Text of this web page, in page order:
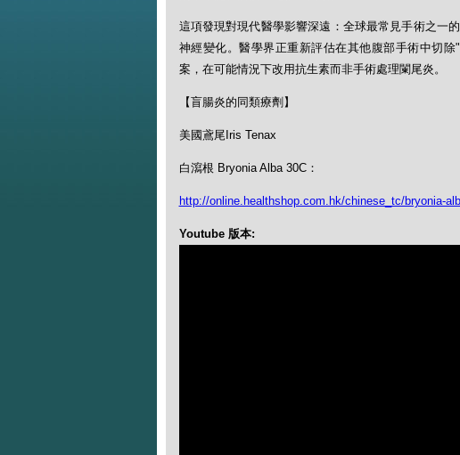
這項發現對現代醫學影響深遠：全球最常見手術之一
神經變化。醫學界正重新評估在其他腹部手術中切
案，在可能情況下改用抗生素而非手術處理闌尾炎。
【盲腸炎的同類療劑】
美國鳶尾Iris Tenax
白瀉根 Bryonia Alba 30C：
http://online.healthshop.com.hk/chinese_tc/bryonia-
Youtube 版本: